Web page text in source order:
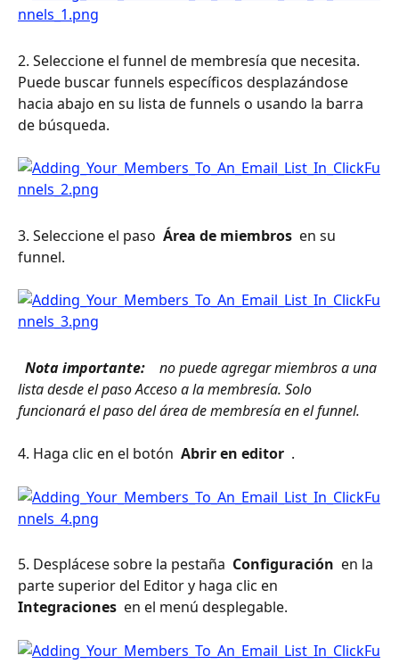
2. Seleccione el funnel de membresía que necesita.
Puede buscar funnels específicos desplazándose
hacia abajo en su lista de funnels o usando la barra
de búsqueda.
3. Seleccione el paso Área de miembros en su
funnel.
Nota importante:
no puede agregar miembros a una
lista desde el paso Acceso a la membresía. Solo
funcionará el paso del área de membresía en el funnel.
4. Haga clic en el botón Abrir en editor .
5. Desplácese sobre la pestaña Configuración en la
parte superior del Editor y haga clic en
Integraciones en el menú desplegable.